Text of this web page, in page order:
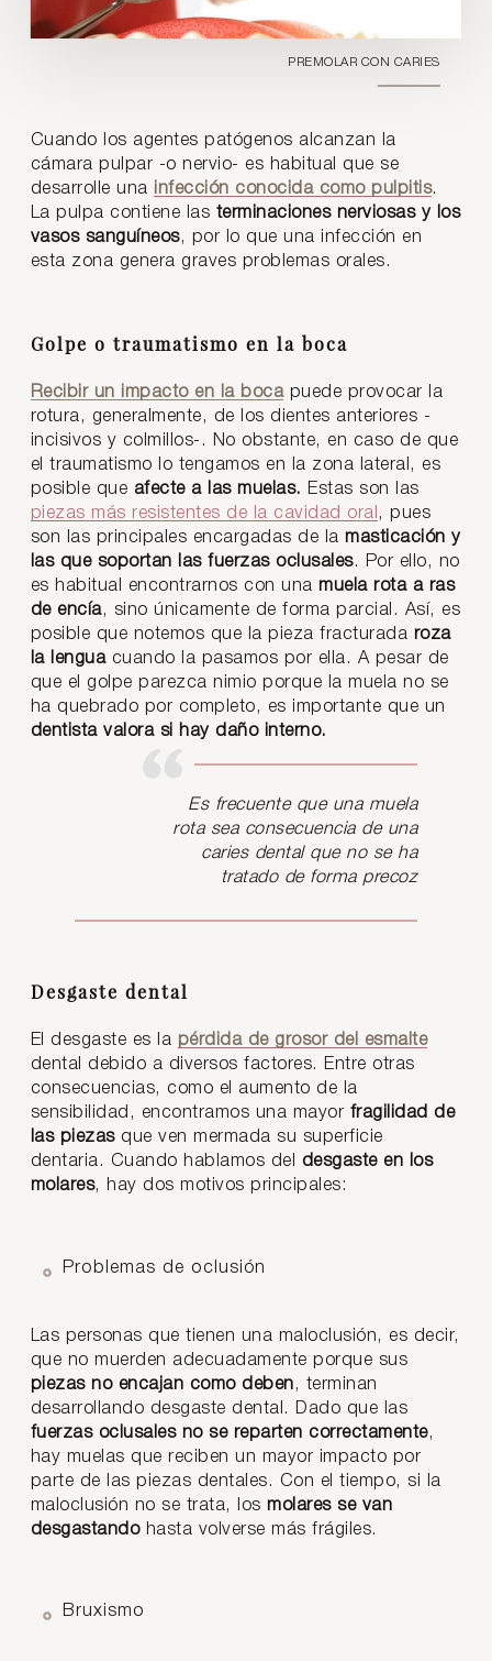
PREMOLAR CON CARIES
Cuando los agentes patógenos alcanzan la
cámara pulpar -o nervio- es habitual que se
desarrolle una infección conocida como pulpitis.
La pulpa contiene las terminaciones nerviosas y los
vasos sanguíneos, por lo que una infección en
esta zona genera graves problemas orales.
Golpe o traumatismo en la boca
Recibir un impacto en la bocapuede provocar la
rotura, generalmente, de los dientes anteriores -
incisivos y colmillos-. No obstante, en caso de que
el traumatismo lo tengamos en la zona lateral, es
posible que afecte a las muelas. Estas son las
piezas más resistentes de la cavidad oral , pues
son las principales encargadas de la masticación y
las que soportan las fuerzas oclusales. Por ello, no
es habitual encontrarnos con una muela rota a ras
de encía, sino únicamente de forma parcial. Así, es
posible que notemos que la pieza fracturada roza
la lenguacuando la pasamos por ella. A pesar de
que el golpe parezca nimio porque la muela no se
ha quebrado por completo, es importante que un
dentista valora si hay daño interno.
Es frecuente que una muela
rota sea consecuencia de una
caries dental que no se ha
tratado de forma precoz
Desgaste dental
El desgaste es la pérdida de grosor del esmalte
dental debido a diversos factores. Entre otras
consecuencias, como el aumento de la
sensibilidad, encontramos una mayor fragilidad de
las piezasque ven mermada su superficie
dentaria. Cuando hablamos del desgaste en los
molares, hay dos motivos principales:
Problemas de oclusión
Las personas que tienen una maloclusión, es decir,
que no muerden adecuadamente porque sus
piezas no encajan como deben , terminan
desarrollando desgaste dental. Dado que las
fuerzas oclusales no se reparten correctamente,
hay muelas que reciben un mayor impacto por
parte de las piezas dentales. Con el tiempo, si la
maloclusión no se trata, losmolares se van
desgastando hasta volverse más frágiles.
Bruxismo